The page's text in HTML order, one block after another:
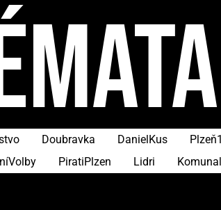
Doubravka DanielKus Plzeň1
PiratiPlzen Lidri